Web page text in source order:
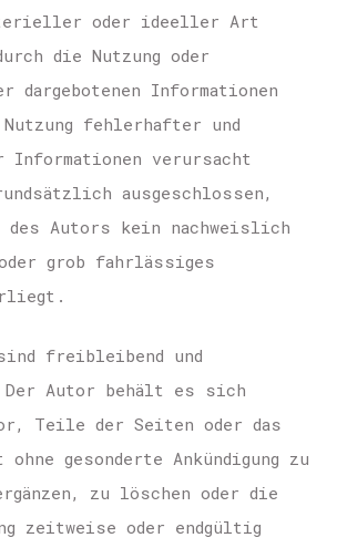
oder ideeller Art
die Nutzung oder
dargebotenen Informationen
fehlerhafter und
Informationen verursacht
ausgeschlossen,
Autors kein nachweislich
grob fahrlässiges
freibleibend und
Autor behält es sich
Teile der Seiten oder das
ohne gesonderte Ankündigung zu
zu löschen oder die
zeitweise oder endgültig